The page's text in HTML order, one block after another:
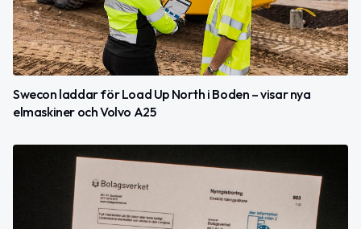
Swecon laddar för Load Up North i Boden – visar nya
elmaskiner och Volvo A25